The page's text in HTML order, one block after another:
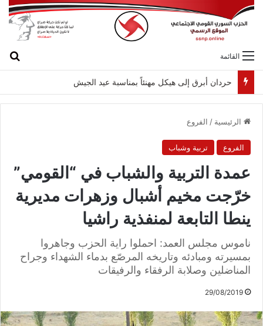
القائمة
الرئيسية / الفروع
الفروع تربية وشباب
عمدة التربية والشباب في “القومي”
خرّجت مخيم أشبال وزهرات مديرية
ينطا التابعة لمنفذية راشيا
ناموس مجلس العمد: احملوا راية الحزب وجاهروا
بمسيرته ومبادئه وتاريخه المرصّع بدماء الشهداء وجراح
المناضلين وصلابة الرفقاء والرفيقات
29/08/2019